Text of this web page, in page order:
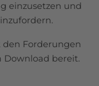
einzusetzen und
den Forderungen
Download bereit.